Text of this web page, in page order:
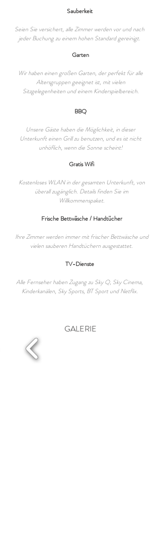
Sauberkeit
Seien Sie versichert, alle Zimmer werden vor und nach
jeder Buchung zu einem hohen Standard gereinigt.
Garten
Wir haben einen großen Garten, der perfekt für alle
Altersgruppen geeignet ist, mit vielen
Sitzgelegenheiten und einem Kinderspielbereich.
BBQ
Unsere Gäste haben die Möglichkeit, in dieser
Unterkunft einen Grill zu benutzen, und es ist nicht
unhöflich, wenn die Sonne scheint!
Gratis Wifi
Kostenloses WLAN in der gesamten Unterkunft, von
überall zugänglich. Details finden Sie im
Willkommenspaket.
Frische Bettwäsche / Handtücher
Ihre Zimmer werden immer mit frischer Bettwäsche und
vielen sauberen Handtüchern ausgestattet.
TV-Dienste
Alle Fernseher haben Zugang zu Sky Q, Sky Cinema,
Kinderkanälen, Sky Sports, BT Sport und Netflix.
GALERIE